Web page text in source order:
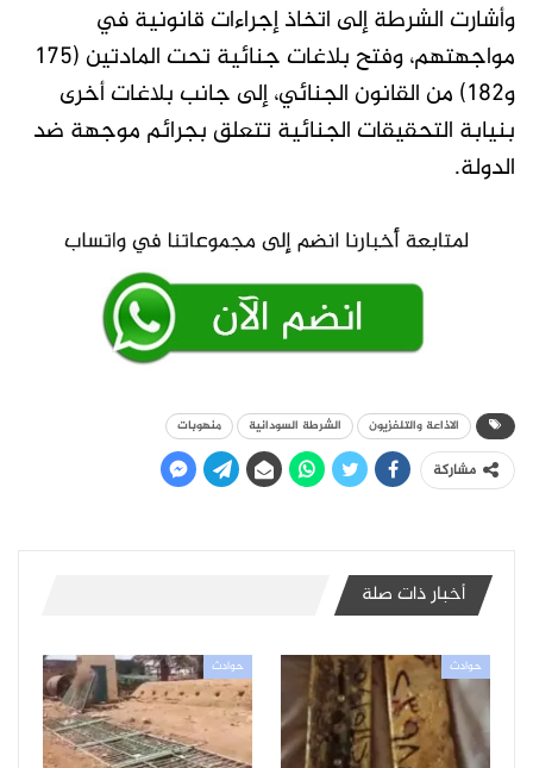
وأشارت الشرطة إلى اتخاذ إجراءات قانونية في
مواجهتهم، وفتح بلاغات جنائية تحت المادتين (175
و182) من القانون الجنائي، إلى جانب بلاغات أخرى
بنيابة التحقيقات الجنائية تتعلق بجرائم موجهة ضد
الدولة.
الاذاعة والتلفزيون الشرطة السودانية منهوبات
مشاركة
أخبار ذات صلة
حوادث حوادث